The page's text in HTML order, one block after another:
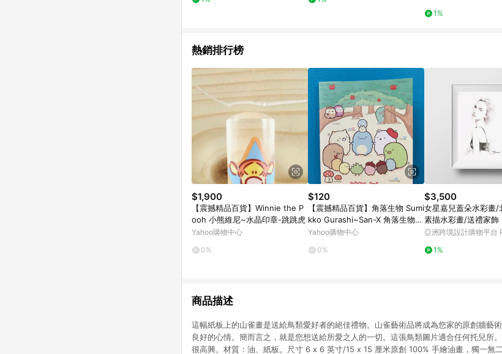
1%
熱銷排行榜
$1,900
【震撼精品百貨】Winnie the P
ooh 小熊維尼~水晶印章-跳跳虎
Yahoo購物中心
0%
$120
【震撼精品百貨】角落生物 Sumi
kko Gurashi~San-X 角落生物心
情圖畫本-樹林#70522
Yahoo購物中心
0%
$3,500
女星嘉兒蓋朵水彩畫/
素描水彩畫/送禮家飾
亞洲跨境設計購物平台
1%
商品描述
這幅紙板上的山雀畫是送給鳥類愛好者的絕佳禮物。山雀藝術品將成為您家的原創牆藝
良好的心情。簡而言之，就是您想送給所愛之人的一切。這張鳥類圖片適合任何托兒所
很高興。材質：油、紙板。尺寸 6 x 6 英寸/15 x 15 厘米原創 100% 手繪油畫，獨一無